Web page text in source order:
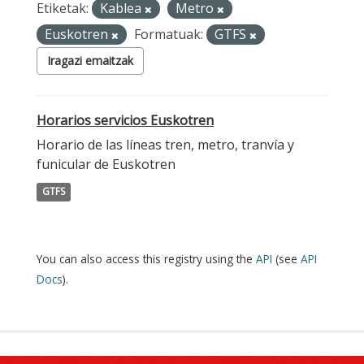
Etiketak: Kablea
Metro
Euskotren
Formatuak: GTFS
Iragazi emaitzak
Horarios servicios Euskotren
Horario de las líneas tren, metro, tranvía y
funicular de Euskotren
GTFS
You can also access this registry using the API (see API
Docs).